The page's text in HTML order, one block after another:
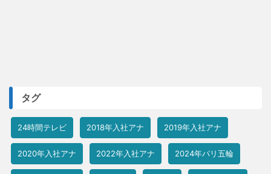
タグ
24時間テレビ 2018年入社アナ 2019年入社アナ
2020年入社アナ 2022年入社アナ 2024年パリ五輪